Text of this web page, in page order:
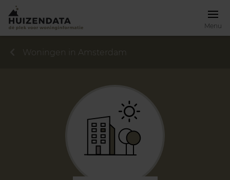
Menu
Woningen in Amsterdam